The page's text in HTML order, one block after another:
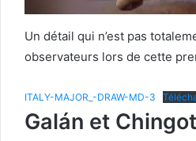
Un détail qui n’est pas
observateurs lors de cette
ITALY-MAJOR_-DRAW-MD-3
Galán et